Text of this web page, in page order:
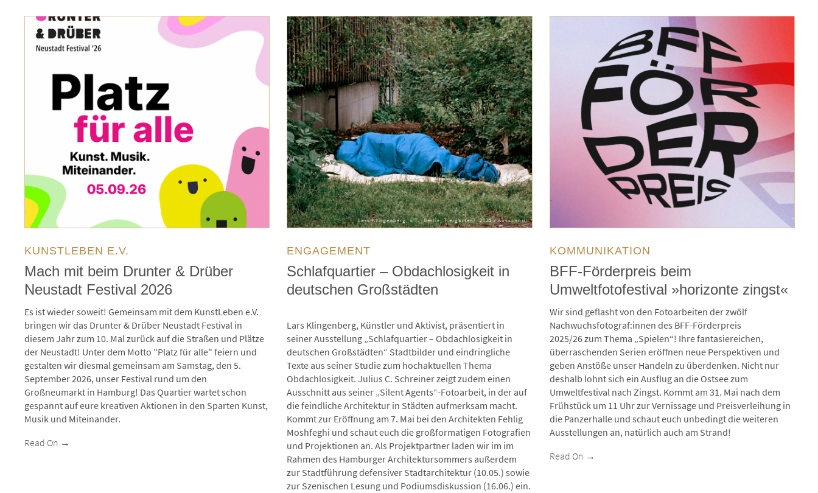
KUNSTLEBEN E.V.
Mach mit beim Drunter & Drüber
Neustadt Festival 2026
Es ist wieder soweit! Gemeinsam mit dem KunstLeben e.V.
bringen wir das Drunter & Drüber Neustadt Festival in
diesem Jahr zum 10. Mal zurück auf die Straßen und Plätze
der Neustadt! Unter dem Motto "Platz für alle" feiern und
gestalten wir diesmal gemeinsam am Samstag, den 5.
September 2026, unser Festival rund um den
Großneumarkt in Hamburg! Das Quartier wartet schon
gespannt auf eure kreativen Aktionen in den Sparten Kunst,
Musik und Miteinander.
Read On →
Lars Klingenberg, o.T. (Berlin, Tiergarten), 2021 / Ausschnitt
ENGAGEMENT
Schlafquartier – Obdachlosigkeit in
deutschen Großstädten
Lars Klingenberg, Künstler und Aktivist, präsentiert in
seiner Ausstellung „Schlafquartier – Obdachlosigkeit in
deutschen Großstädten“ Stadtbilder und eindringliche
Texte aus seiner Studie zum hochaktuellen Thema
Obdachlosigkeit. Julius C. Schreiner zeigt zudem einen
Ausschnitt aus seiner „Silent Agents“-Fotoarbeit, in der auf
die feindliche Architektur in Städten aufmerksam macht.
Kommt zur Eröffnung am 7. Mai bei den Architekten Fehlig
Moshfeghi und schaut euch die großformatigen Fotografien
und Projektionen an. Als Projektpartner laden wir im im
Rahmen des Hamburger Architektursommers außerdem
zur Stadtführung defensiver Stadtarchitektur (10.05.) sowie
zur Szenischen Lesung und Podiumsdiskussion (16.06.) ein.
KOMMUNIKATION
BFF-Förderpreis beim
Umweltfotofestival »horizonte zingst«
Wir sind geflasht von den Fotoarbeiten der zwölf
Nachwuchsfotograf:innen des BFF-Förderpreis
2025/26 zum Thema „Spielen“! Ihre fantasiereichen,
überraschenden Serien eröffnen neue Perspektiven und
geben Anstöße unser Handeln zu überdenken. Nicht nur
deshalb lohnt sich ein Ausflug an die Ostsee zum
Umweltfestival nach Zingst. Kommt am 31. Mai nach dem
Frühstück um 11 Uhr zur Vernissage und Preisverleihung in
die Panzerhalle und schaut euch unbedingt die weiteren
Ausstellungen an, natürlich auch am Strand!
Read On →